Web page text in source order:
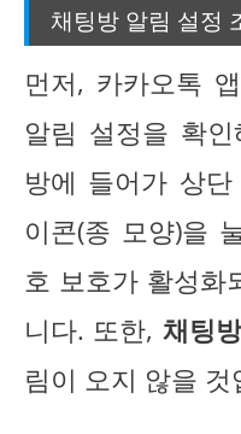
채팅방 알림 설정
먼저, 카카오톡
알림 설정을 확
방에 들어가 상
이콘(종 모양)을
호 보호가 활성화
니다. 또한, 채팅
림이 오지 않을 것